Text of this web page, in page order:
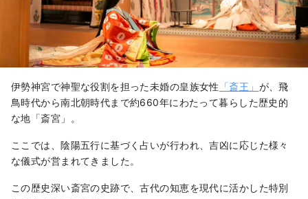
伊勢神宮で神聖な役割を担った未婚の皇族女性 「斎王」 が、飛
鳥時代から南北朝時代まで約660年にわたって暮らした歴史的
な地「斎宮」。
ここでは、陰陽五行に基づく占いが行われ、吉凶に応じた様々
な儀式が営まれてきました。
この歴史深い斎宮の史跡で、古代の知恵を現代に活かした特別